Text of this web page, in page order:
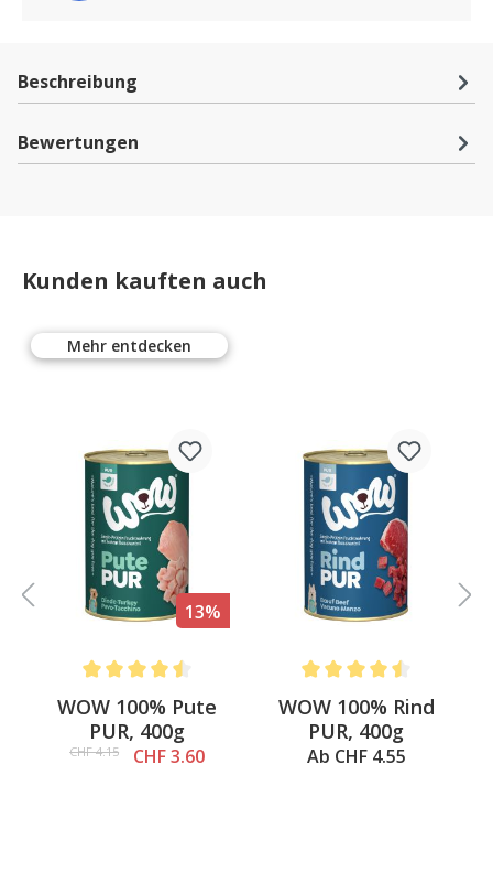
Beschreibung
Bewertungen
Kunden kauften auch
Mehr entdecken
13%
WOW 100% Pute
PUR, 400g
CHF 4.15 CHF 3.60
Average rating of 4.5 out
WOW 100% Rind
PUR, 400g
Ab CHF 4.55